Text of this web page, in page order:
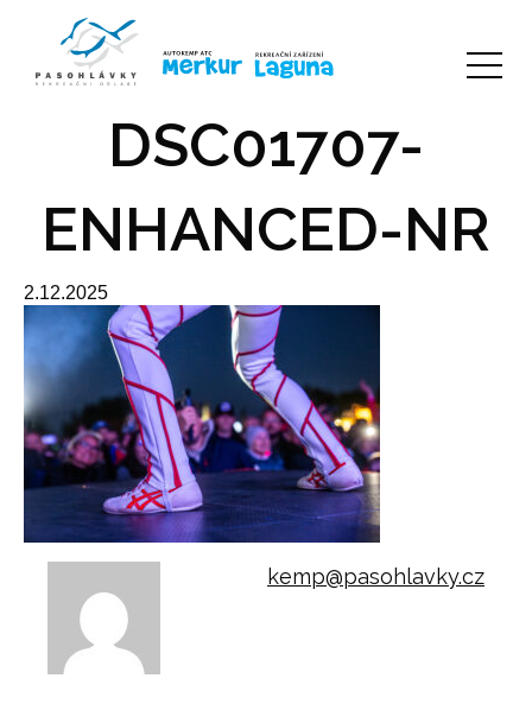
DSC01707-
ENHANCED-NR
2.12.2025
kemp@pasohlavky.cz